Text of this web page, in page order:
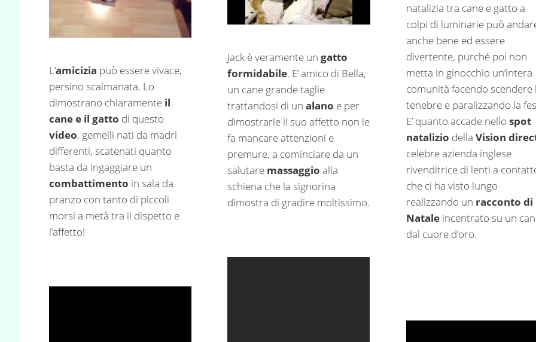
natalizia tra cane e gatto a
colpi di luminarie può
anche bene ed essere
divertente, purché poi non
metta in ginocchio un’intera
comunità facendo scendere
tenebre e paralizzando la
E’ quanto accade nello spot
natalizio della Vision
celebre azienda inglese
rivenditrice di lenti a
che ci ha visto lungo
realizzando un racconto di
Nataleincentrato su un
dal cuore d’oro.
L’amicizia può essere vivace,
persino scalmanata. Lo
dimostrano chiaramente il
cane e il gatto di questo
video, gemelli nati da madri
differenti, scatenati quanto
basta da ingaggiare un
combattimento in sala da
pranzo con tanto di piccoli
morsi a metà tra il dispetto e
l’affetto!
Jack è veramente ungatto
formidabile. E’ amico di Bella,
un cane grande taglie
trattandosi di un alano e per
dimostrarle il suo affetto non le
fa mancare attenzioni e
premure, a cominciare da un
salutare massaggio alla
schiena che la signorina
dimostra di gradire moltissimo.